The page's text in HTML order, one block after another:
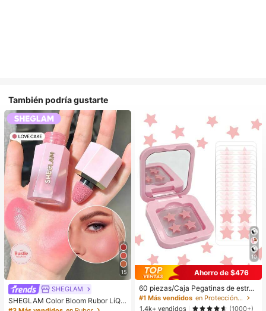
También podría gustarte
15
SHEGLAM
SHEGLAM Color Bloom Rubor LíQui
do Acabado Mate-Love Cake Color
10
Ahorro de $476
60 piezas/Caja Pegatinas de estrell
a lindas - Pegatinas faciales, sin al
cohol, sin fragancia, suaves en la pi
#1 Más vendidos
en Protección de la piel
1.4k+ vendidos
(1000+)